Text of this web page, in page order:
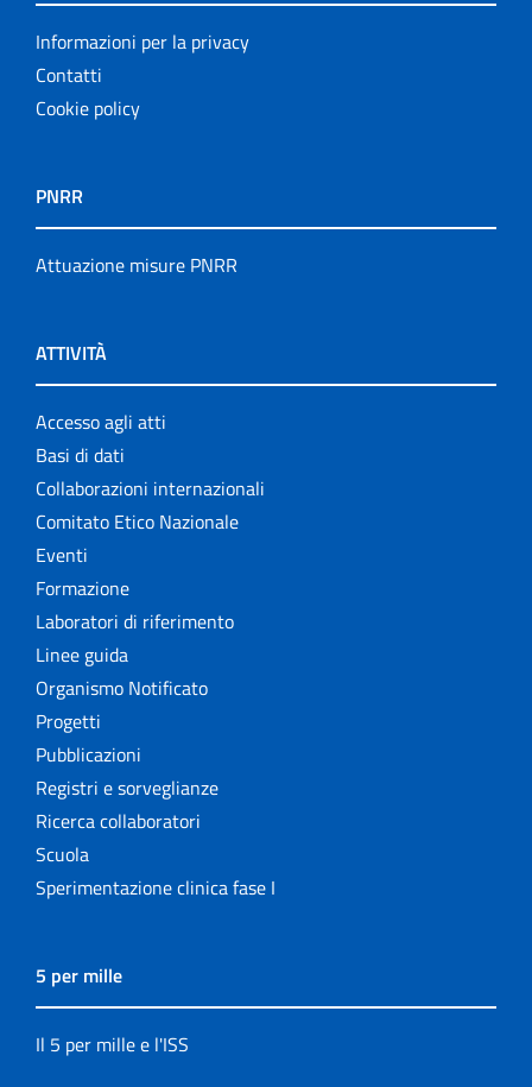
Informazioni per la privacy
Contatti
Cookie policy
PNRR
Attuazione misure PNRR
ATTIVITÀ
Accesso agli atti
Basi di dati
Collaborazioni internazionali
Comitato Etico Nazionale
Eventi
Formazione
Laboratori di riferimento
Linee guida
Organismo Notificato
Progetti
Pubblicazioni
Registri e sorveglianze
Ricerca collaboratori
Scuola
Sperimentazione clinica fase I
5 per mille
Il 5 per mille e l'ISS